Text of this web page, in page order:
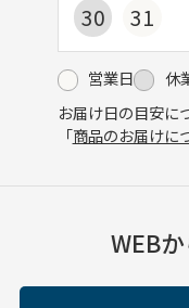
30
31
営業日
休
お届け日の目安に
「商品のお届けに
WEB